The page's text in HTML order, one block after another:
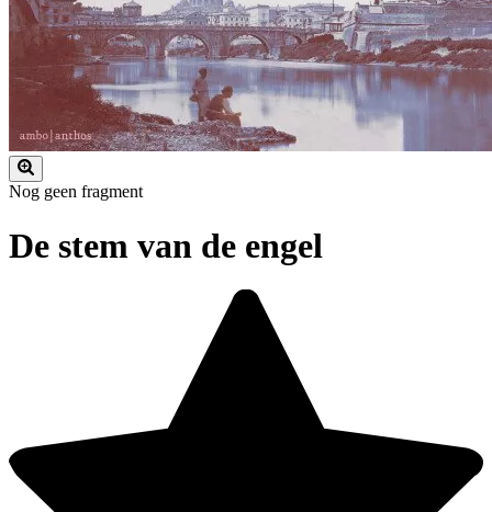
Nog geen fragment
De stem van de engel